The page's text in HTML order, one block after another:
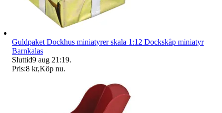
Guldpaket Dockhus miniatyrer skala 1:12 Dockskåp miniatyr
Barnkalas
Sluttid9 aug 21:19.
Pris:8 kr,Köp nu.